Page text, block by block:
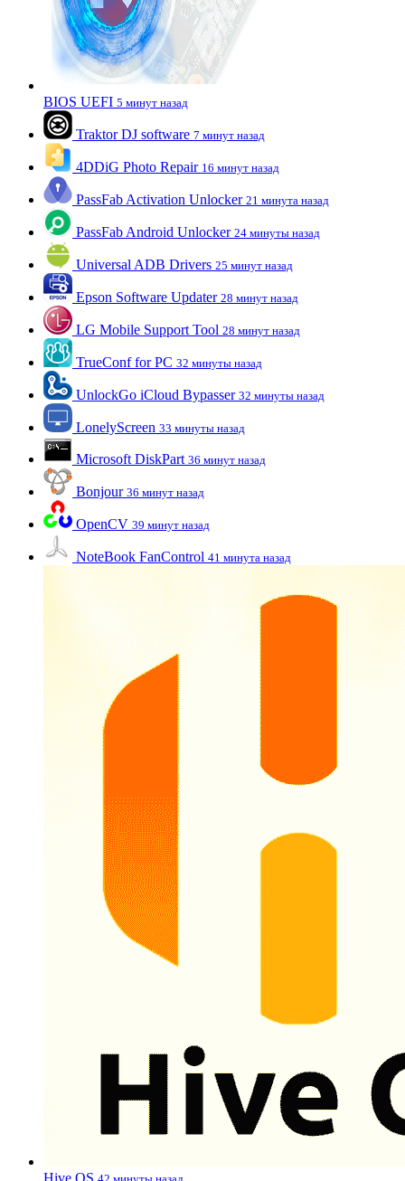
BIOS UEFI 5 минут назад
Traktor DJ software 7 минут назад
4DDiG Photo Repair 16 минут назад
PassFab Activation Unlocker 21 минута назад
PassFab Android Unlocker 24 минуты назад
Universal ADB Drivers 25 минут назад
Epson Software Updater 28 минут назад
LG Mobile Support Tool 28 минут назад
TrueConf for PC 32 минуты назад
UnlockGo iCloud Bypasser 32 минуты назад
LonelyScreen 33 минуты назад
Microsoft DiskPart 36 минут назад
Bonjour 36 минут назад
OpenCV 39 минут назад
NoteBook FanControl 41 минута назад